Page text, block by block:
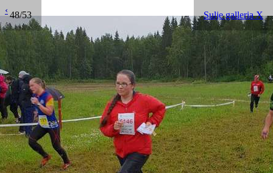
48/53 Sulje galleria X
‹